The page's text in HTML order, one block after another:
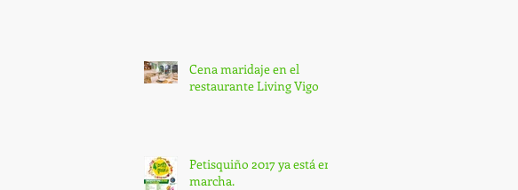
Cena maridaje en el
restaurante Living Vigo
Petisquiño 2017 ya está en
marcha.